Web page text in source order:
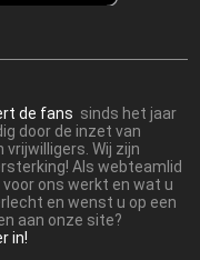
de fans sinds het jaar
door de inzet van
Wij zijn
Als webteamlid
ons werkt en wat u
en wenst u op een
aan onze site?
in!